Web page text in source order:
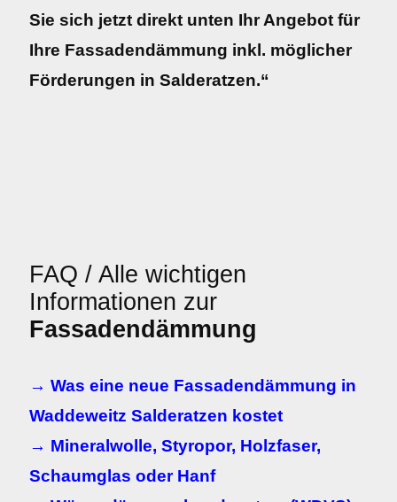
Sie sich jetzt direkt unten Ihr Angebot für
Ihre Fassadendämmung inkl. möglicher
Förderungen in Salderatzen.“
FAQ / Alle wichtigen
Informationen zur
Fassadendämmung
→ Was eine neue Fassadendämmung in
Waddeweitz Salderatzen kostet
→ Mineralwolle, Styropor, Holzfaser,
Schaumglas oder Hanf